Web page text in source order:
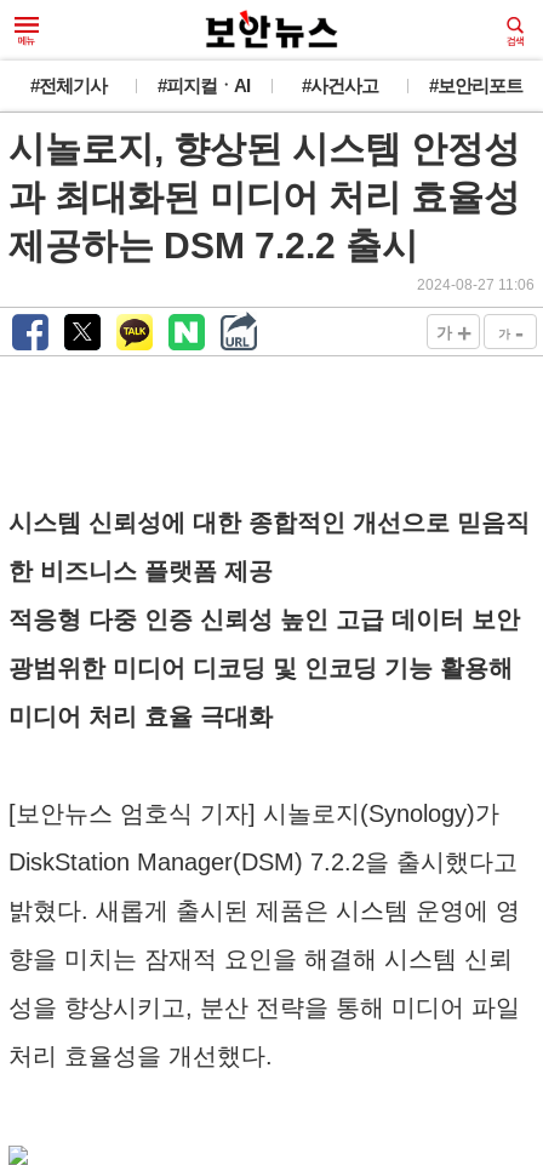
#전체기사 #피지컬ㆍAI #사건사고 #보안리포트
시놀로지, 향상된 시스템 안정성
과 최대화된 미디어 처리 효율성
제공하는 DSM 7.2.2 출시
2024-08-27 11:06
가 + 가 -
시스템 신뢰성에 대한 종합적인 개선으로 믿음직
한 비즈니스 플랫폼 제공
적응형 다중 인증 신뢰성 높인 고급 데이터 보안
광범위한 미디어 디코딩 및 인코딩 기능 활용해
미디어 처리 효율 극대화
[보안뉴스 엄호식 기자] 시놀로지(Synology)가
DiskStation Manager(DSM) 7.2.2을 출시했다고
밝혔다. 새롭게 출시된 제품은 시스템 운영에 영
향을 미치는 잠재적 요인을 해결해 시스템 신뢰
성을 향상시키고, 분산 전략을 통해 미디어 파일
처리 효율성을 개선했다.